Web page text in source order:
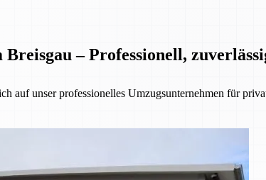
– Professionell,
auf unser professionelles Umzugsunternehmen für